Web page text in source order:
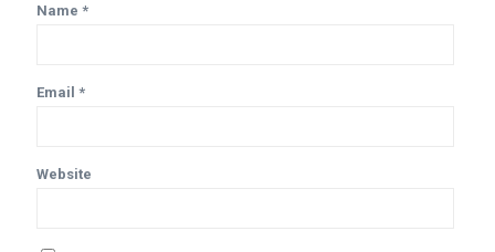
Name *
Email *
Website